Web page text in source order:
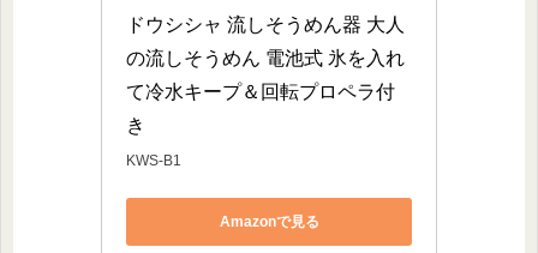
ドウシシャ 流しそうめん器 大人
の流しそうめん 電池式 氷を入れ
て冷水キープ＆回転プロペラ付
き
KWS-B1
Amazonで見る